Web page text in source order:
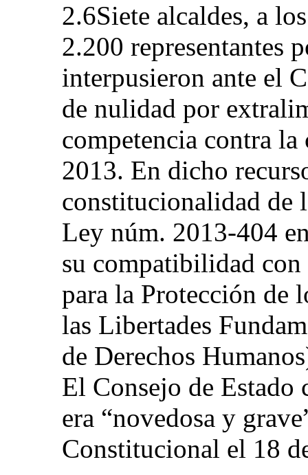
2.6Siete alcaldes, a
2.200 representantes
interpusieron ante el
de nulidad por
competencia contra
2013. En dicho
constitucionalidad de
Ley núm. 2013‑404
su compatibilidad
para la Protección de
las Libertades
de Derechos
El Consejo de Estado
era “novedosa y
Constitucional el 18